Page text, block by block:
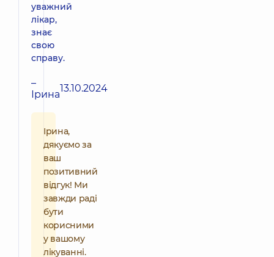
уважний
лікар,
знає
свою
справу.
–
Ірина13.10.2024
Ірина,
дякуємо за
ваш
позитивний
відгук! Ми
завжди раді
бути
корисними
у вашому
лікуванні.